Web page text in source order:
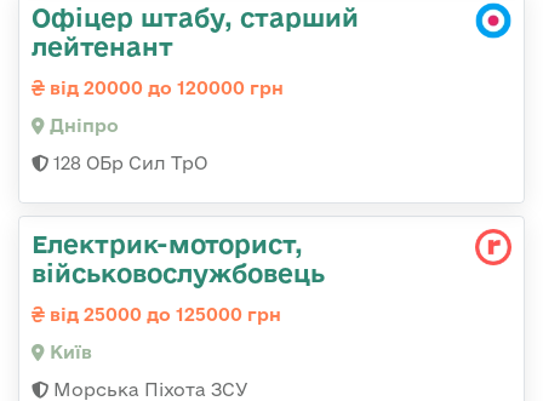
Офіцер штабу, старший
лейтенант
від 20000 до 120000 грн
Дніпро
128 ОБр Сил ТрО
Електрик-моторист,
військовослужбовець
від 25000 до 125000 грн
Київ
Морська Піхота ЗСУ